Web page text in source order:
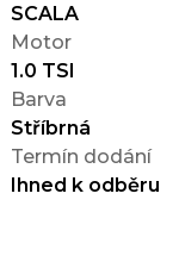
SCALA
Motor
1.0 TSI
Barva
Stříbrná
Termín dodání
Ihned k odběru